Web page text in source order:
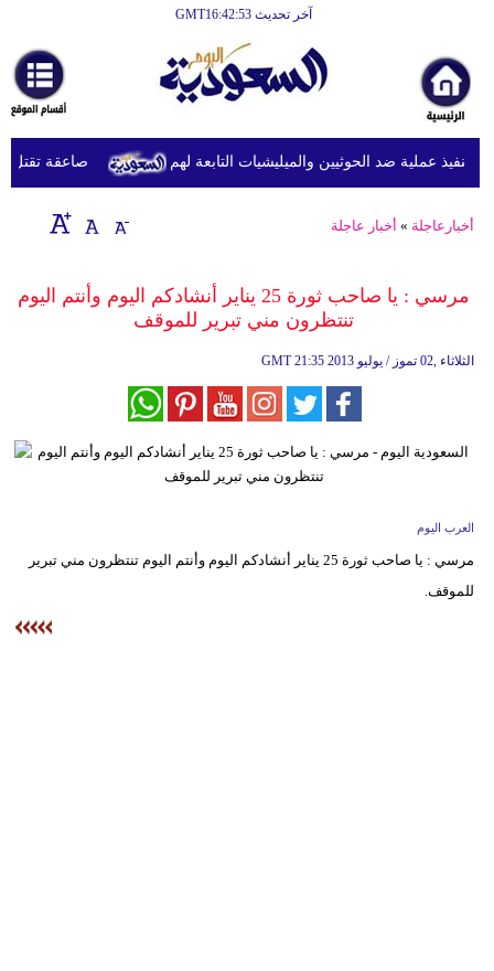
آخر تحديث GMT16:42:53
أخبارعاجلة
رياضة
ثقافة
إقتصاد
وموسيقى
ديكور
صاعقة تقتل لاعبا تايلانديا عملية ضد الحوثيين والميليشيات التابعة لهم
أخبارعاجلة » أخبار عاجلة
مرسي : يا صاحب ثورة 25 يناير أنشادكم اليوم وأنتم اليوم
تنتظرون مني تبرير للموقف‏
GMT 21:35 2013 الثلاثاء ,02 تموز / يوليو
العرب اليوم
مرسي : يا صاحب ثورة 25 يناير أنشادكم اليوم وأنتم اليوم تنتظرون مني تبرير
للموقف‏.